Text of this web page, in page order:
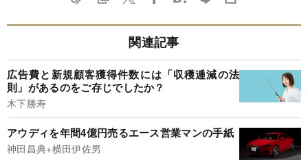
関連記事
広告費と新規顧客獲得件数には「収穫逓減の法
則」があるのをご存じでしたか？
木下勝寿
アウディを年間4億円売るエース営業マンの手紙
神田昌典+横田伊佐男